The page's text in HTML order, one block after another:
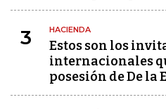
3 HACIENDA
Estos son los
internacionales
posesión de De la